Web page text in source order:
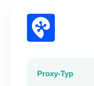
Proxy-Typ